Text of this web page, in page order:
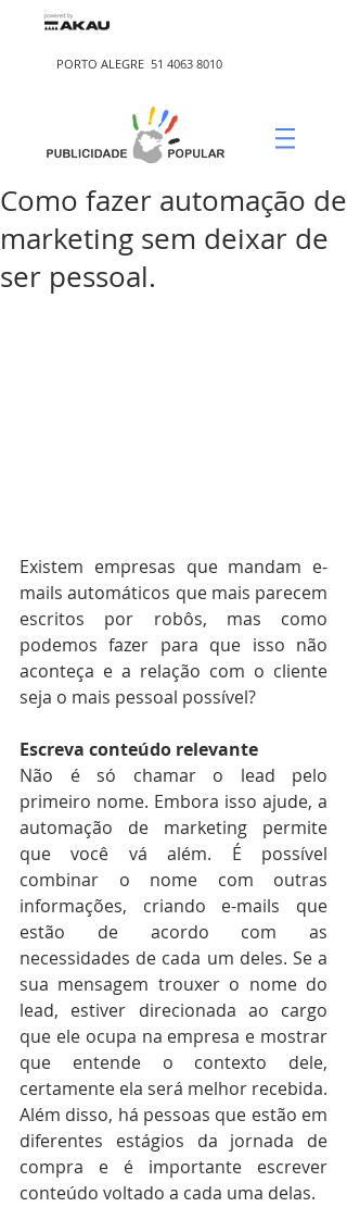
PORTO ALEGRE 51 4063 8010
Como fazer automação de
marketing sem deixar de
ser pessoal.
Existem empresas que mandam e-
mails automáticos que mais parecem
escritos por robôs, mas como
podemos fazer para que isso não
aconteça e a relação com o cliente
seja o mais pessoal possível?
Escreva conteúdo relevante
Não é só chamar o lead pelo
primeiro nome. Embora isso ajude, a
automação de marketing permite
que você vá além. É possível
combinar o nome com outras
informações, criando e-mails que
estão de acordo com as
necessidades de cada um deles. Se a
sua mensagem trouxer o nome do
lead, estiver direcionada ao cargo
que ele ocupa na empresa e mostrar
que entende o contexto dele,
certamente ela será melhor recebida.
Além disso, há pessoas que estão em
diferentes estágios da jornada de
compra e é importante escrever
conteúdo voltado a cada uma delas.